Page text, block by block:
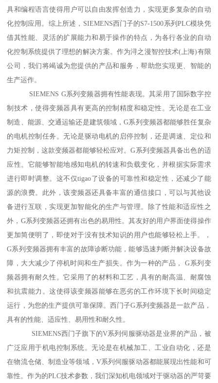
具和编程语言使得用户可以自由发挥创造力，实现更多复杂的自动
化控制应用。综上所述，SIEMENS西门子的S7-1500系列PLC模块凭
借其性能、灵活的扩展能力和易于操作的特点，为各行各业的自动
化控制系统提供了理想的解决方案。作为浔之漫智控技术(上海)有限
公司，我们将竭诚为您提供的产品和服务，帮助您实现更、智能的
生产运作。
SIEMENS G系列变频器拥有性能表现。其采用了国际数字控
制技术，使得变频器具有更高的控制精度和稳定性。无论是在工业
制造、能源、交通运输还是建筑领域，G系列变频器都能够胜任复杂
的电机控制任务。无论是驱动电机的启停控制，还是调速、定位和
力矩控制，这款变频器都能够轻松应对。G系列变频器具备出色的适
应性。它能够智能地感知电机的转速和负载变化，并根据实际需求
进行即时调整。这不仅tigao了设备的可靠性和稳定性，还减少了能
源的浪费。此外，该变频器还具备丰富的通信接口，可以与其他设
备进行互联，实现更加智能化的生产与管理。除了性能和适应性之
外，G系列变频器还拥有出色的易用性。其友好的用户界面使得操作
更加简便明了，即使对于没有技术知识的用户也能够轻松上手。，
G系列变频器拥有丰富的故障诊断功能，能够迅速判断并解决设备故
障，大大减少了停机时间和生产损失。作为一种的产品， G系列变
频器拥有耐久性。它采用了的材料和工艺，具有的耐高温、耐腐蚀
和抗震能力。这使得该变频器能够在恶劣的工作环境下长时间稳定
运行，为您的生产提供可靠保障。西门子G系列变频器是一款产品，
具有的性能、适应性、易用性和耐久性。
SIEMENS西门子旗下的V系列伺服驱动器是业界的产品，被
广泛应用于机电控制系统。无论是在机械加工、工业自动化，还是
在物流仓储、制造业等领域，V系列伺服驱动器都能展现出性能和可
靠性。作为的PLC技术参数，我们深知机电领域对于驱动器的严苛要